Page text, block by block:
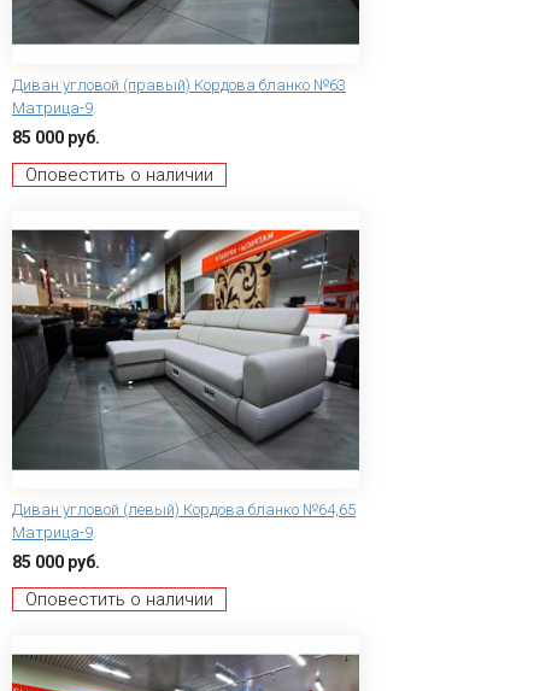
Диван угловой (правый) Кордова бланко №63
Матрица-9
85 000 руб.
Оповестить о наличии
Диван угловой (левый) Кордова бланко №64,65
Матрица-9
85 000 руб.
Оповестить о наличии